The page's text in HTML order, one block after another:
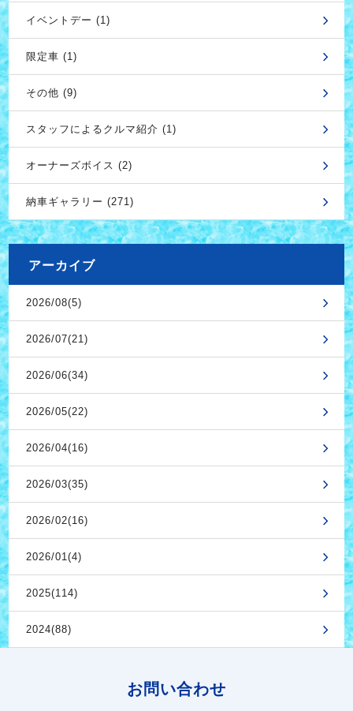
イベントデー (1)
限定車 (1)
その他 (9)
スタッフによるクルマ紹介 (1)
オーナーズボイス (2)
納車ギャラリー (271)
アーカイブ
2026/08(5)
2026/07(21)
2026/06(34)
2026/05(22)
2026/04(16)
2026/03(35)
2026/02(16)
2026/01(4)
2025(114)
2024(88)
お問い合わせ